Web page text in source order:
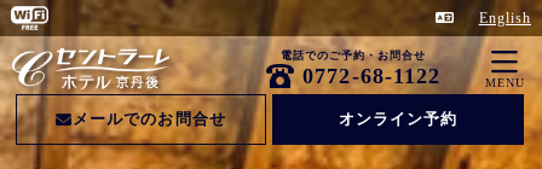
English
電話でのご予約・お問合せ
0772-68-1122
メールでのお問合せ オンライン予約
MENU